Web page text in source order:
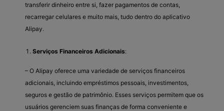
transferir dinheiro entre si, fazer pagamentos de contas,
recarregar celulares e muito mais, tudo dentro do aplicativo
Alipay.
Serviços Financeiros Adicionais:
– O Alipay oferece uma variedade de serviços financeiros
adicionais, incluindo empréstimos pessoais, investimentos,
seguros e gestão de patrimônio. Esses serviços permitem que os
usuários gerenciem suas finanças de forma conveniente e